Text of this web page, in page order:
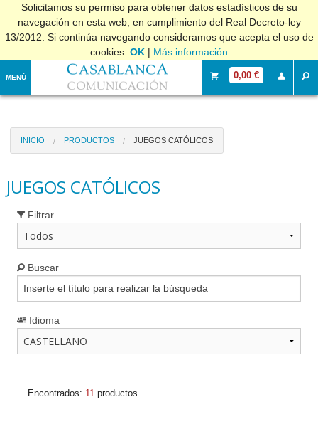
Solicitamos su permiso para obtener datos estadísticos de su
navegación en esta web, en cumplimiento del Real Decreto-ley
13/2012. Si continúa navegando consideramos que acepta el uso de
cookies. OK | Más información
MENÚ 0,00 €
INICIO PRODUCTOS JUEGOS CATÓLICOS
JUEGOS CATÓLICOS
Filtrar
Buscar
Idioma
Encontrados: 11 productos